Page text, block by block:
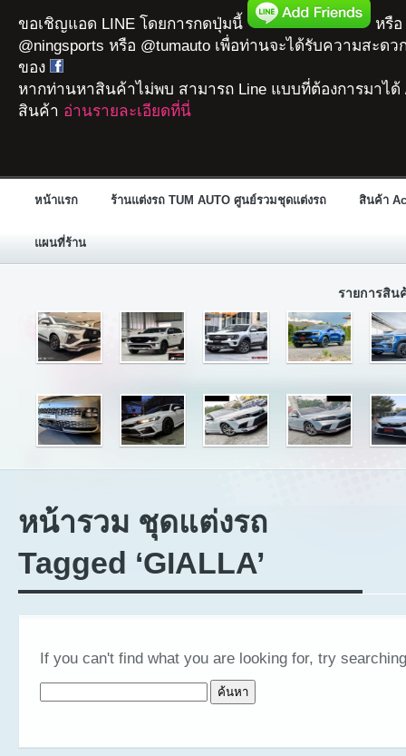
ขอเชิญแอด LINE โดยการกดปุ่มนี้
หรือ
@ningsports หรือ @tumauto เพื่อท่านจะได้รับความสะดว
ของ
หากท่านหาสินค้าไม่พบ สามารถ Line แบบที่ต้องการมาได้
สินค้า อ่านรายละเอียดที่นี่
หน้าแรก ร้านแต่งรถ TUM AUTO ศูนย์รวมชุดแต่งรถ สินค้า
แผนที่ร้าน
รายการสิน
หน้ารวม ชุดแต่งรถ
Tagged ‘GIALLA’
If you can't find what you are looking for, try